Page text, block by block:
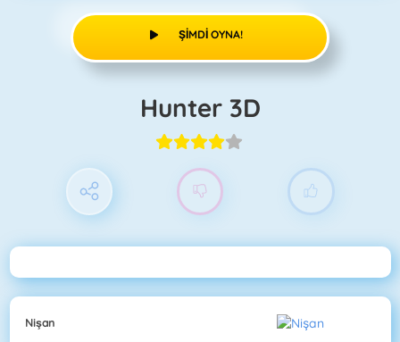
ŞIMDI OYNA!
Hunter 3D
Nişan